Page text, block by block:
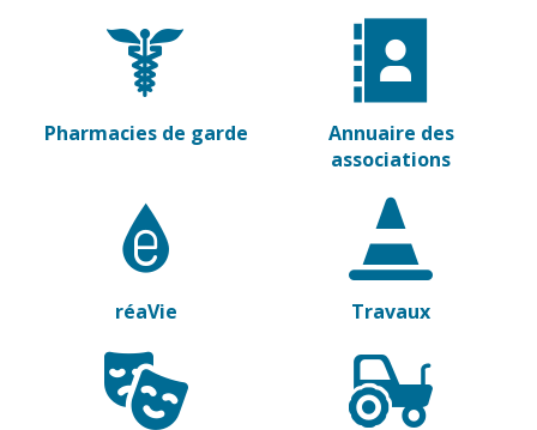
Sports
Piscine Charles
Moreira
Équipements
sportifs
Associations
Annuaire des
associations
Démarches
des
associations
Pharmacies de garde
Annuaire des
associations
réaVie Travaux